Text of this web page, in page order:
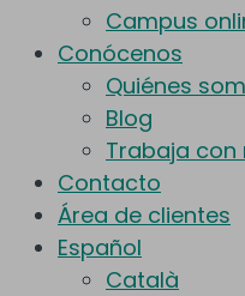
Campus
Conócenos
Quiénes
Blog
Trabaja con
Contacto
Área de clientes
Español
Català